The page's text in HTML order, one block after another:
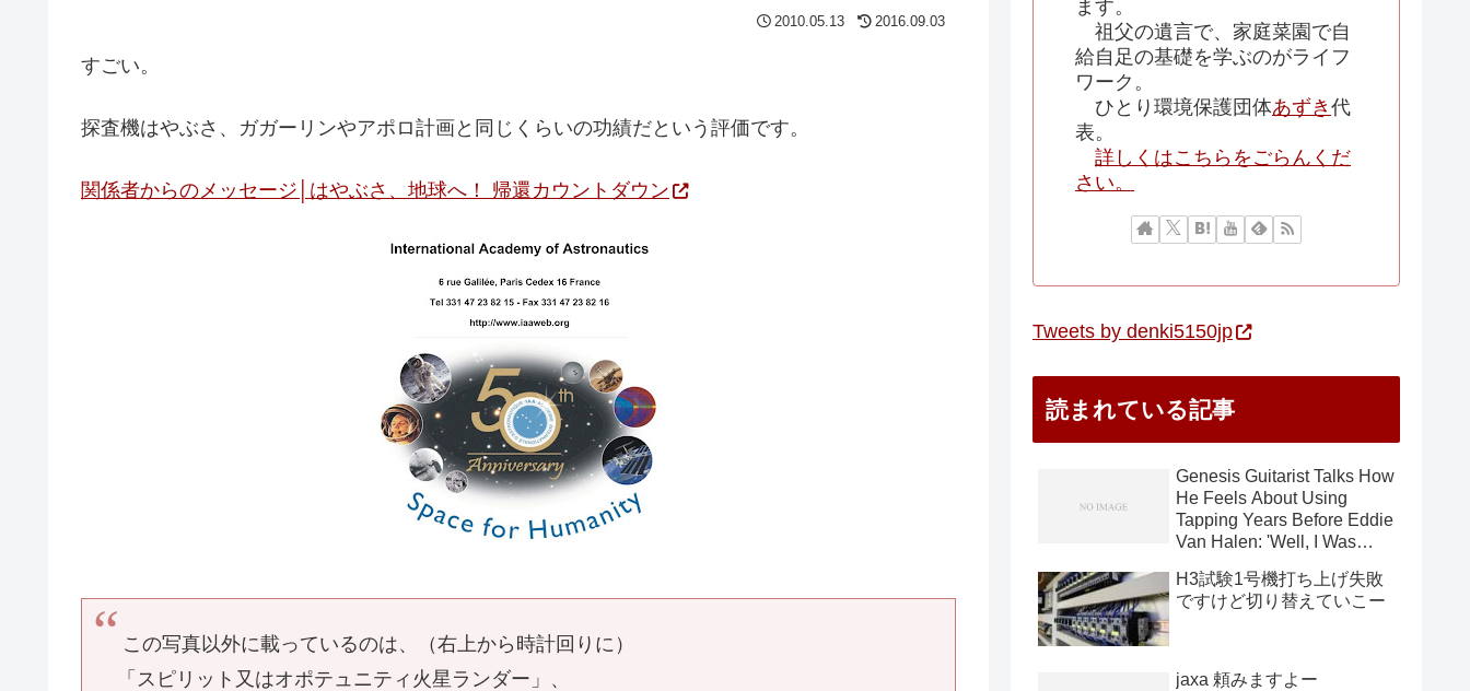
2010.05.13 2016.09.03
すごい。
探査機はやぶさ、ガガーリンやアポロ計画と同じくらいの功績だという評価です。
関係者からのメッセージ│はやぶさ、地球へ！ 帰還カウントダウン
この写真以外に載っているのは、（右上から時計回りに）
「スピリット又はオポテュニティ火星ランダー」、
ます。
祖父の遺言で、家庭菜園で自
給自足の基礎を学ぶのがライフ
ワーク。
ひとり環境保護団体あずき 代
表。
詳しくはこちらをごらんくだ
さい。
Tweets by denki5150jp
読まれている記事
Genesis Guitarist Talks How
He Feels About Using
Tapping Years Before Eddie
Van Halen: 'Well, I Was
H3試験1号機打ち上げ失敗
ですけど切り替えていこー
jaxa 頼みますよー